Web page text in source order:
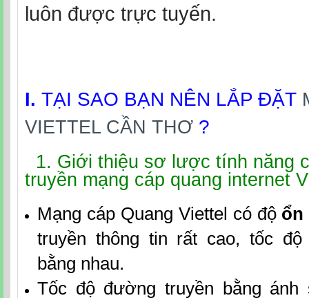
luôn được trực tuyến.
I. TẠI SAO BẠN NÊN LẮP ĐẶT
VIETTEL CẦN THƠ ?
1. Giới thiệu sơ lược tính năng
truyền mạng cáp quang internet
Mạng cáp Quang Viettel có độ ổn
truyền thông tin rất cao, tốc độ
bằng nhau.
Tốc độ đường truyền bằng ánh